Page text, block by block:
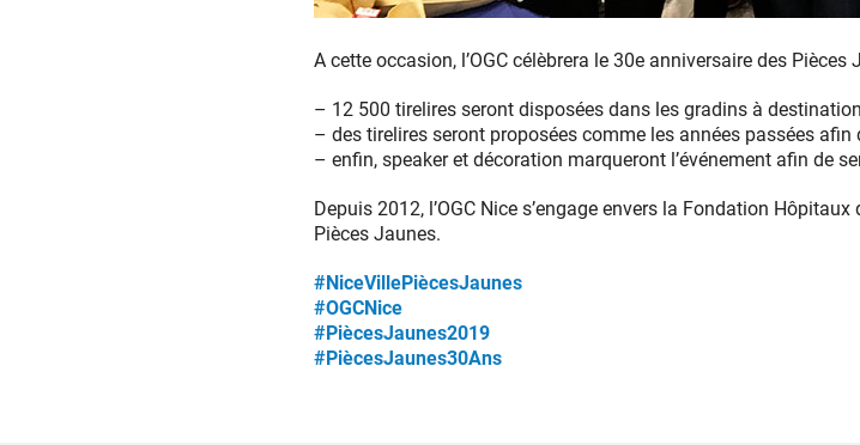
Nice
Jaunes
2018
A cette occasion, l’OGC célèbrera le 30e anniversaire des Pièces
– 12 500 tirelires seront disposées dans les gradins à
– des tirelires seront proposées comme les années passées afin
– enfin, speaker et décoration marqueront l’événement afin de
Depuis 2012, l’OGC Nice s’engage envers la Fondation
Pièces Jaunes.
#NiceVillePiècesJaunes
#OGCNice
#PiècesJaunes2019
#PiècesJaunes30Ans